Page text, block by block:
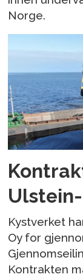
Norge.
Kystverket
Oy for
Kontrakten